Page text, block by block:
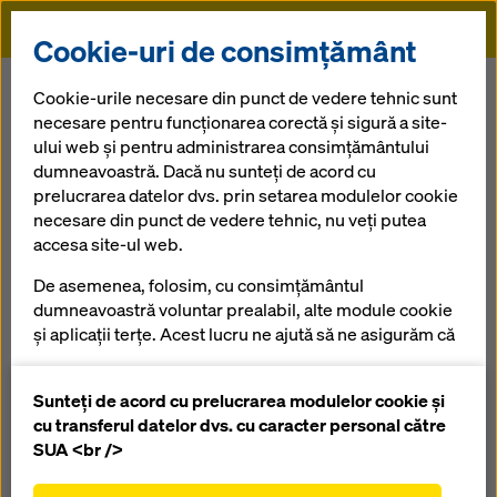
Doka
Solicitarea dumneavoastră are legătură cu:
Firma
Produse Servicii
Presă
Material informativ Doka
Domeniu de afaceri
Dimensiunea companiei
Câmp de activitate
Cookie-uri de consimțământ
Cookie-urile necesare din punct de vedere tehnic sunt
necesare pentru funcționarea corectă și sigură a site-
ului web și pentru administrarea consimțământului
dumneavoastră. Dacă nu sunteți de acord cu
prelucrarea datelor dvs. prin setarea modulelor cookie
necesare din punct de vedere tehnic, nu veți putea
accesa site-ul web.
De asemenea, folosim, cu consimțământul
dumneavoastră voluntar prealabil, alte module cookie
și aplicații terțe. Acest lucru ne ajută să ne asigurăm că
îmbunătățirea continuă a funcționalității site-ului
nostru web (cookie-uri funcționale și statistice),
facilitarea unui proces de cumpărare fără
Sunteți de acord cu prelucrarea modulelor cookie și
cu transferul datelor dvs. cu caracter personal către
SUA <br />